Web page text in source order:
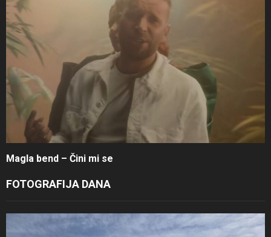
Magla bend – Čini mi se
FOTOGRAFIJA DANA